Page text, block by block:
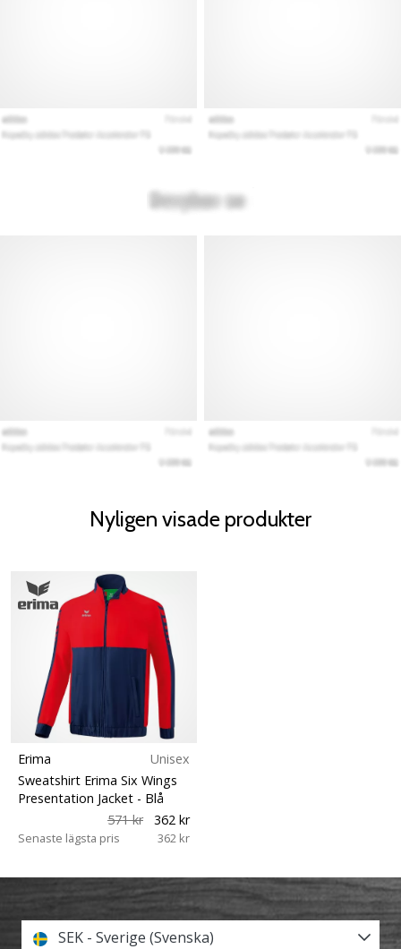
Nyligen visade produkter
Erima
Unisex
Sweatshirt Erima Six Wings
Presentation Jacket - Blå
571 kr
362 kr
Senaste lägsta pris 362 kr
SEK - Sverige (Svenska)